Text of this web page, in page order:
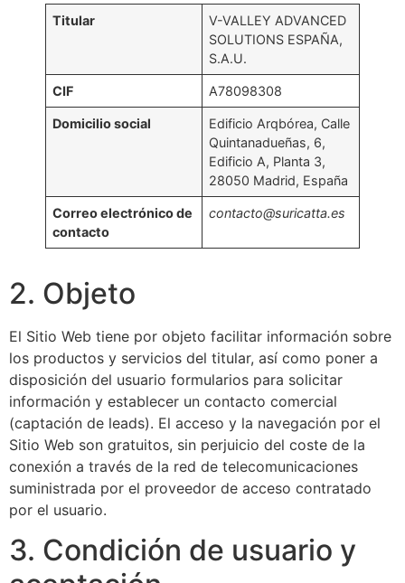
Titular
V-VALLEY ADVANCED
SOLUTIONS ESPAÑA,
S.A.U.
CIF A78098308
Domicilio social
Edificio Arqbórea, Calle
Quintanadueñas, 6,
Edificio A, Planta 3,
28050 Madrid, España
Correo electrónico de
contacto
contacto@suricatta.es
2. Objeto
El Sitio Web tiene por objeto facilitar información sobre
los productos y servicios del titular, así como poner a
disposición del usuario formularios para solicitar
información y establecer un contacto comercial
(captación de leads). El acceso y la navegación por el
Sitio Web son gratuitos, sin perjuicio del coste de la
conexión a través de la red de telecomunicaciones
suministrada por el proveedor de acceso contratado
por el usuario.
3. Condición de usuario y